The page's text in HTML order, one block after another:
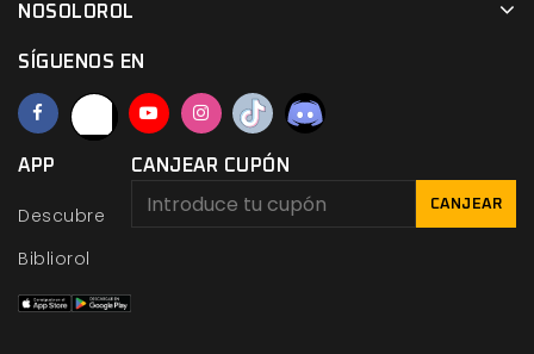
NOSOLOROL
SÍGUENOS EN
APP
Descubre
Bibliorol
CANJEAR CUPÓN
CANJEAR